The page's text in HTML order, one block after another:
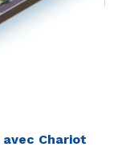
Chariot